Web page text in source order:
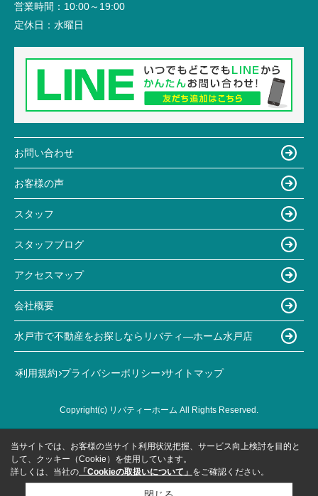
営業時間： 10:00～19:00
定休日： 水曜日
お問い合わせ
お客様の声
スタッフ
スタッフブログ
アクセスマップ
会社概要
水戸市で不動産をお探しならリバティ―ホーム水戸店
利用規約 プライバシーポリシー サイトマップ
Copyright(c) リバティーホーム All Rights Reserved.
当サイトでは、お客様の当サイト利用状況把握、サービス向上検討を目的と
して、クッキー（Cookie）を使用しています。
詳しくは、当社の 「Cookieの取扱いについて」 をご確認ください。